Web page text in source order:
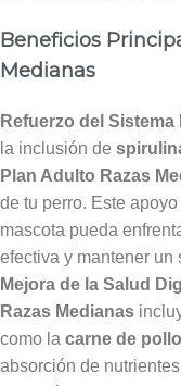
Beneficios
Medianas
Refuerzo del
la inclusión de
Plan Adulto Razas
de tu perro. Este
mascota pueda
efectiva y mantener
Mejora de la Salud
Razas Medianas
como la carne de pollo
absorción de